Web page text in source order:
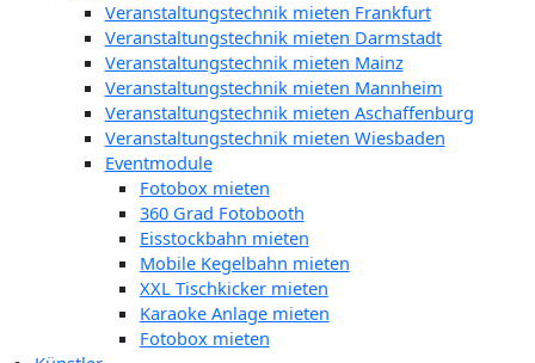
Veranstaltungstechnik mieten Frankfurt
Veranstaltungstechnik mieten Darmstadt
Veranstaltungstechnik mieten Mainz
Veranstaltungstechnik mieten Mannheim
Veranstaltungstechnik mieten Aschaffenburg
Veranstaltungstechnik mieten Wiesbaden
Eventmodule
Fotobox mieten
360 Grad Fotobooth
Eisstockbahn mieten
Mobile Kegelbahn mieten
XXL Tischkicker mieten
Karaoke Anlage mieten
Fotobox mieten